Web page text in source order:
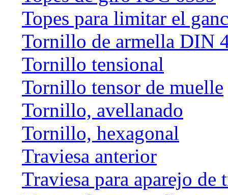
Topes para limitar el
Tornillo de armella DIN
Tornillo tensional
Tornillo tensor de muelle
Tornillo, avellanado
Tornillo, hexagonal
Traviesa anterior
Traviesa para aparejo